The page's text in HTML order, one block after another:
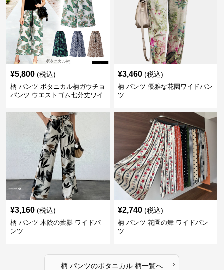
¥5,800 (税込)
柄 パンツ ボタニカル柄ガウチョ
パンツ ウエストゴム七分丈ワイ
¥3,460 (税込)
柄 パンツ 優雅な花園ワイドパン
ツ
¥3,160 (税込)
柄 パンツ 木陰の葉影 ワイドパ
ンツ
¥2,740 (税込)
柄 パンツ 花園の舞 ワイドパン
ツ
柄 パンツのボタニカル 柄一覧へ ›